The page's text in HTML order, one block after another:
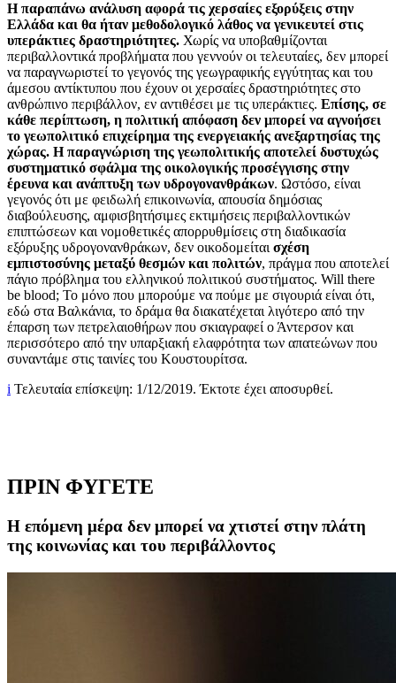
Η παραπάνω ανάλυση αφορά τις χερσαίες εξορύξεις στην
Ελλάδα και θα ήταν μεθοδολογικό λάθος να γενικευτεί στις
υπεράκτιες δραστηριότητες. Χωρίς να υποβαθμίζονται
περιβαλλοντικά προβλήματα που γεννούν οι τελευταίες, δεν μπορεί
να παραγνωριστεί το γεγονός της γεωγραφικής εγγύτητας και του
άμεσου αντίκτυπου που έχουν οι χερσαίες δραστηριότητες στο
ανθρώπινο περιβάλλον, εν αντιθέσει με τις υπεράκτιες. Επίσης, σε
κάθε περίπτωση, η πολιτική απόφαση δεν μπορεί να αγνοήσει
το γεωπολιτικό επιχείρημα της ενεργειακής ανεξαρτησίας της
χώρας. Η παραγνώριση της γεωπολιτικής αποτελεί δυστυχώς
συστηματικό σφάλμα της οικολογικής προσέγγισης στην
έρευνα και ανάπτυξη των υδρογονανθράκων. Ωστόσο, είναι
γεγονός ότι με φειδωλή επικοινωνία, απουσία δημόσιας
διαβούλευσης, αμφισβητήσιμες εκτιμήσεις περιβαλλοντικών
επιπτώσεων και νομοθετικές απορρυθμίσεις στη διαδικασία
εξόρυξης υδρογονανθράκων, δεν οικοδομείταισχέση
εμπιστοσύνης μεταξύ θεσμών και πολιτών, πράγμα που αποτελεί
πάγιο πρόβλημα του ελληνικού πολιτικού συστήματος. Will there
be blood; Το μόνο που μπορούμε να πούμε με σιγουριά είναι ότι,
εδώ στα Βαλκάνια, το δράμα θα διακατέχεται λιγότερο από την
έπαρση των πετρελαιοθήρων που σκιαγραφεί ο Άντερσον και
περισσότερο από την υπαρξιακή ελαφρότητα των απατεώνων που
συναντάμε στις ταινίες του Κουστουρίτσα.
i Τελευταία επίσκεψη: 1/12/2019. Έκτοτε έχει αποσυρθεί.
ΠΡΙΝ ΦΥΓΕΤΕ
Η επόμενη μέρα δεν μπορεί να χτιστεί στην πλάτη
της κοινωνίας και του περιβάλλοντος